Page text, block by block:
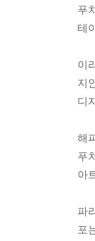
푸
테
이
지
디
해
푸
아
파
포